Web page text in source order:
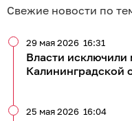
Свежие новости по
Власти исключили
Калининградской
29 мая 2026 16:31
25 мая 2026 16:04